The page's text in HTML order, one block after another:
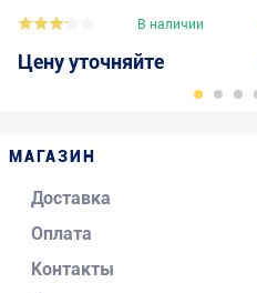
В наличии
Цену уточняйте
МАГАЗИН
Доставка
Оплата
Контакты